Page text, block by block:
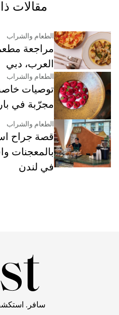
مقالات
الطعام والشراب
مراجعة
العرب، دبي
الطعام والشراب
مجرّبة في
الطعام والشراب
قصة جراح
بالمعجنات
في لندن
سافر.